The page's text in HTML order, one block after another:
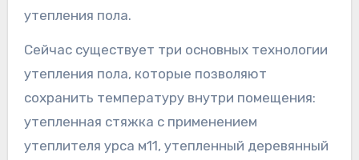
утепления пола.
Сейчас существует три основных технологии
утепления пола, которые позволяют
сохранить температуру внутри помещения:
утепленная стяжка с применением
утеплителя урса м11, утепленный деревянный